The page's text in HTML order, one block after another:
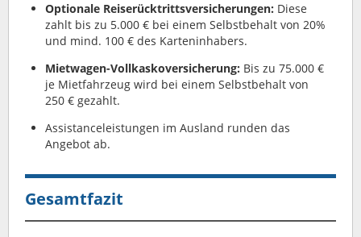
Optionale Reiserücktrittsversicherungen: Diese
zahlt bis zu 5.000 € bei einem Selbstbehalt von 20%
und mind. 100 € des Karteninhabers.
Mietwagen-Vollkaskoversicherung: Bis zu 75.000 €
je Mietfahrzeug wird bei einem Selbstbehalt von
250 € gezahlt.
Assistanceleistungen im Ausland runden das
Angebot ab.
Gesamtfazit